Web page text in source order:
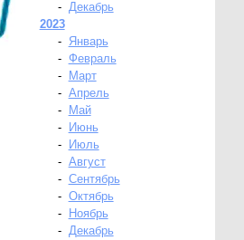
- Декабрь
2023
-
Январь
- Февраль
-
Март
- Апрель
-
Май
-
Июнь
-
Июль
- Август
- Сентябрь
- Октябрь
-
Ноябрь
- Декабрь